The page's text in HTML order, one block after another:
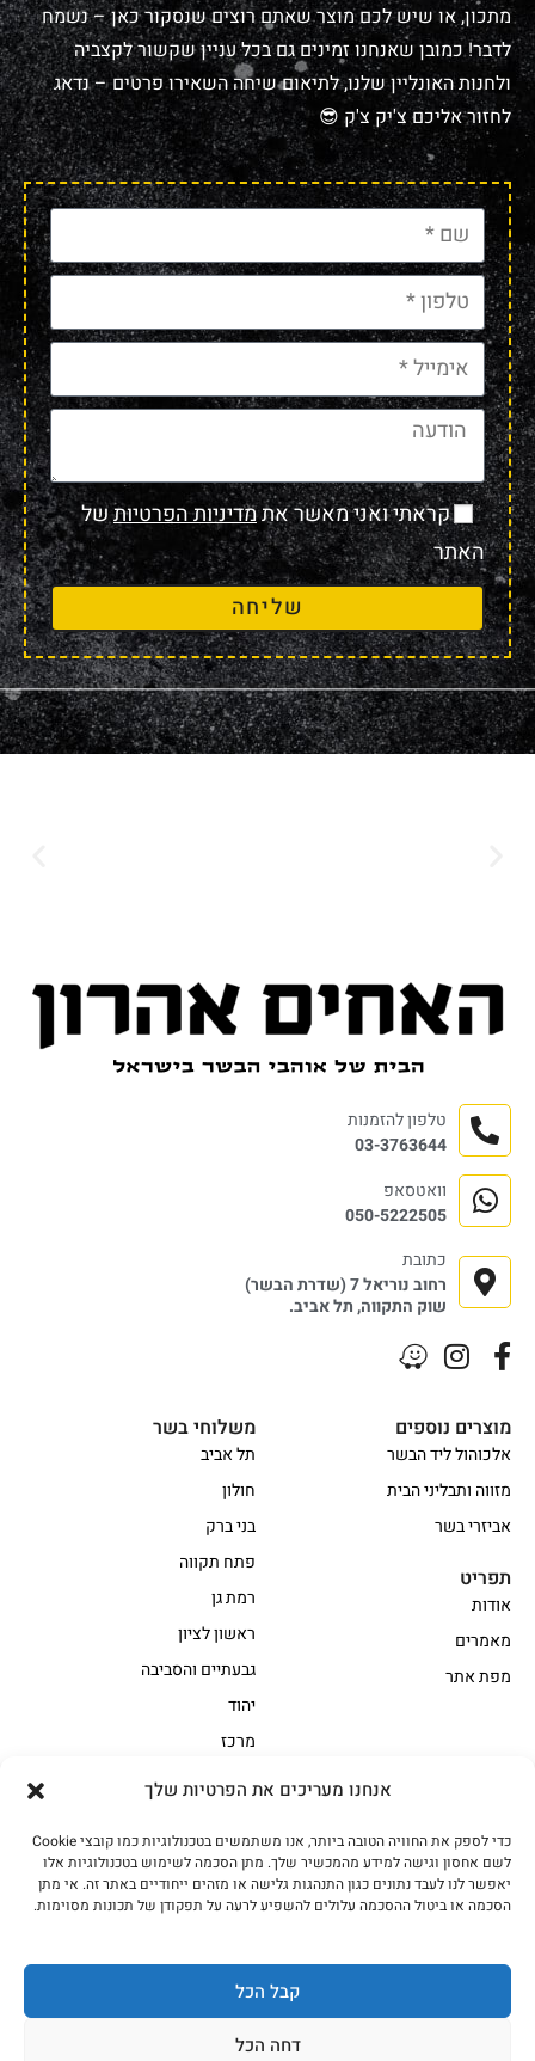
אנחנו מעריכים את הפרטיות שלך
כדי לספק את החוויה הטובה ביותר, אנו משתמשים בטכנולוגיות כמו קובצי Cookie
לשם אחסון וגישה למידע מהמכשיר שלך. מתן הסכמה לשימוש בטכנולוגיות אלו
יאפשר לנו לעבד נתונים כגון התנהגות גלישה או מזהים ייחודיים באתר זה. אי מתן
הסכמה או ביטול ההסכמה עלולים להשפיע לרעה על תפקודן של תכונות מסוימות.
קבל הכל
דחה הכל
מתכון, או שיש לכם מוצר שאתם רוצים שנסקור כאן – נשמח
לדבר! כמובן שאנחנו זמינים גם בכל עניין שקשור לקצביה
ולחנות האונליין שלנו, לתיאום שיחה השאירו פרטים – נדאג
לחזור אליכם צ'יק צ'ק 😎
קראתי ואני מאשר אתמדיניות הפרטיותשל
האתר
שליחה
אווז
בשר בקר משובח
בשר בקר עגלה משובח
בשר למעשנת
הודו
חלקים אחוריים
מיוחדי מסורת1
נתחי פנים
עוף
משלוחי בשר
תל אביב
חולון
בני ברק
פתח תקווה
רמת גן
ראשון לציון
גבעתיים והסביבה
יהוד
מרכז
מוצרים נוספים
אלכוהול ליד הבשר
מזווה ותבליני הבית
אביזרי בשר
תפריט
אודות
מאמרים
מפת אתר
טלפון להזמנות
03-3763644
וואטסאפ
050-5222505
כתובת
רחוב נוריאל 7 (שדרת הבשר)
שוק התקווה, תל אביב.